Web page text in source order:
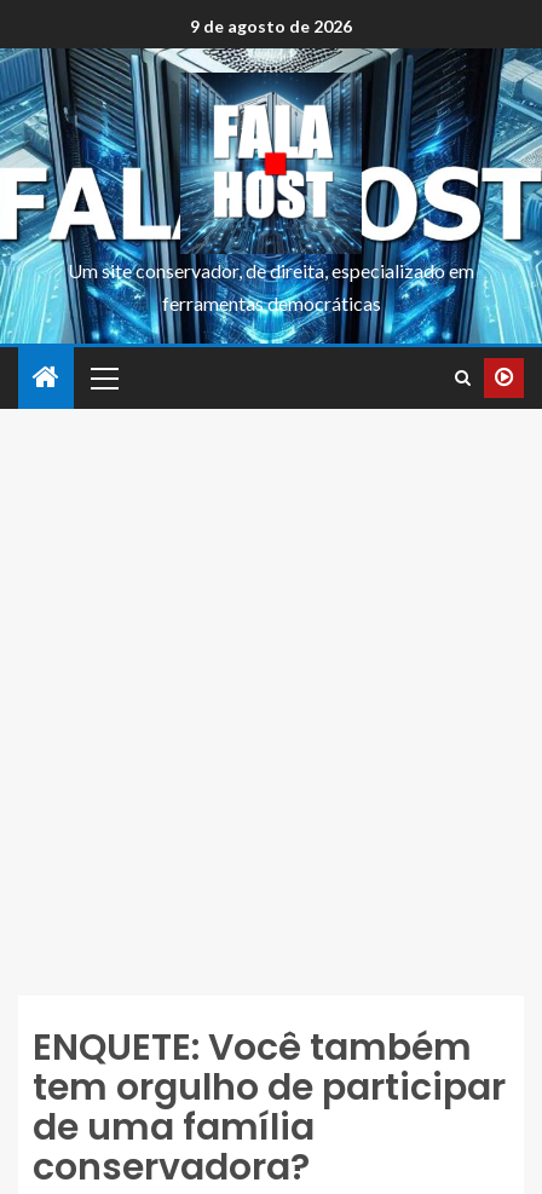
9 de agosto de 2026
Um site conservador, de direita, especializado em
ferramentas democráticas
ENQUETE: Você também
tem orgulho de participar
de uma família
conservadora?